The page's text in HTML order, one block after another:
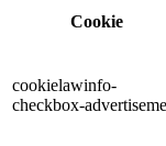
Cookie
cookielawinfo-
checkbox-